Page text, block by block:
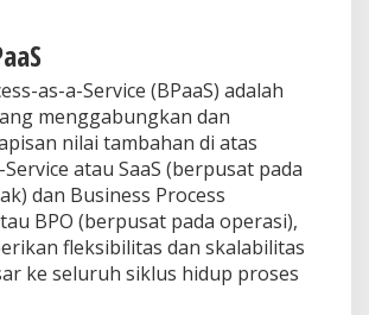
as-a-Service (BPaaS) adalah
menggabungkan dan
nilai tambahan di atas
atau SaaS (berpusat pada
dan Business Process
BPO (berpusat pada operasi),
fleksibilitas dan skalabilitas
ke seluruh siklus hidup proses